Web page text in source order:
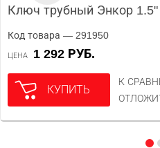
Ключ трубный Энкор 1.5"
Код товара — 291950
ЦЕНА 1 292 РУБ.
КУПИТЬ
К